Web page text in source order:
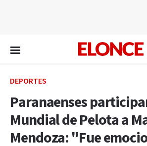
DEPORTES
Paranaenses
Mundial de Pelota a
Mendoza: "Fue